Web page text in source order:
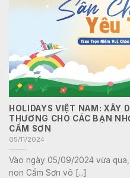
HOLIDAYS VIỆT NAM: XÂY
THƯƠNG CHO CÁC BẠN
CẨM SƠN
05/11/2024
Vào ngày 05/09/2024 vừa
non Cẩm Sơn vô [...]